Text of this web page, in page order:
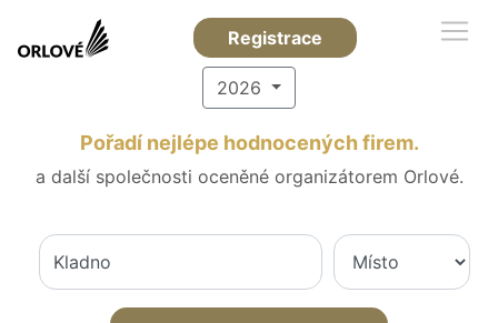
Registrace
2026
Pořadí nejlépe hodnocených firem.
a další společnosti oceněné organizátorem Orlové.